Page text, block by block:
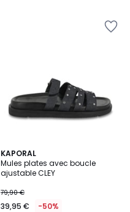
KAPORAL
Mules plates avec boucle
ajustable CLEY
79,90 €
39,95 € -50%